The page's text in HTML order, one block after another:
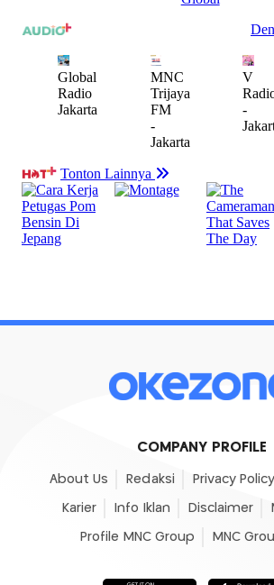
COMPANY PROFILE
About Us Redaksi Privacy Policy
Karier Info Iklan Disclaimer
Profile MNC Group MNC